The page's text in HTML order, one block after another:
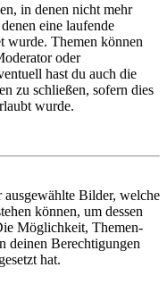
in denen nicht mehr
eine laufende
wurde. Themen können
oder
hast du auch die
zu schließen, sofern dies
wurde.
Bilder, welche
können, um dessen
Möglichkeit, Themen-
deinen Berechtigungen
hat.